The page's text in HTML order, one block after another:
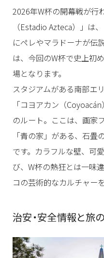
2026年W杯の開幕戦が行
（Estadio Azteca）」は
にペレやマラドーナが伝
は、今回のW杯で史上初
場となります。
スタジアムがある南部エ
「コヨアカン（
のルート。ここは、画家
「青の家」がある、石
です。カラフルな壁、可
び、W杯の熱狂とは一味
コの芸術的なカルチャー
治安・安全情報と旅